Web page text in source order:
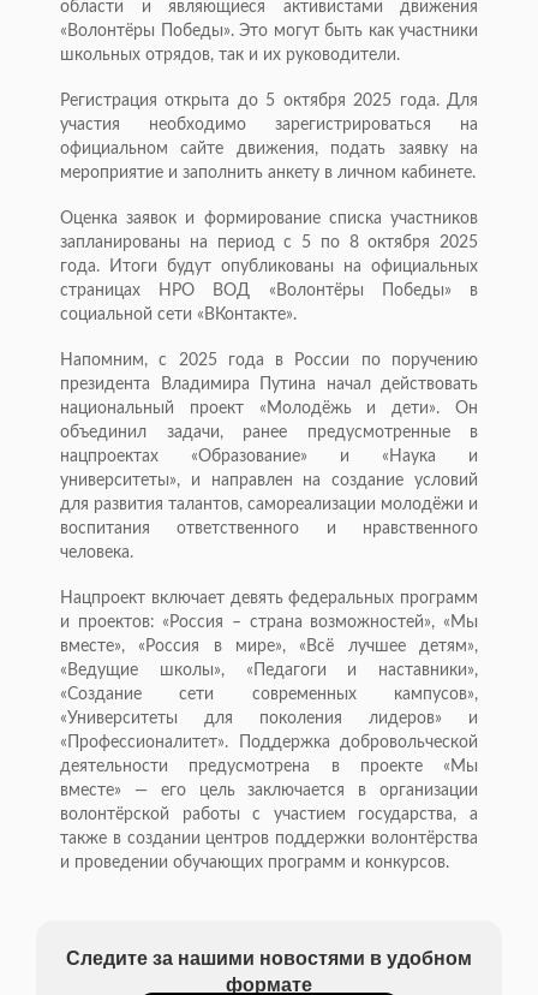
области и являющиеся активистами движения
«Волонтёры Победы». Это могут быть как участники
школьных отрядов, так и их руководители.
Регистрация открыта до 5 октября 2025 года. Для
участия необходимо зарегистрироваться на
официальном сайте движения, подать заявку на
мероприятие и заполнить анкету в личном кабинете.
Оценка заявок и формирование списка участников
запланированы на период с 5 по 8 октября 2025
года. Итоги будут опубликованы на официальных
страницах НРО ВОД «Волонтёры Победы» в
социальной сети «ВКонтакте».
Напомним, с 2025 года в России по поручению
президента Владимира Путина начал действовать
национальный проект «Молодёжь и дети». Он
объединил задачи, ранее предусмотренные в
нацпроектах «Образование» и «Наука и
университеты», и направлен на создание условий
для развития талантов, самореализации молодёжи и
воспитания ответственного и нравственного
человека.
Нацпроект включает девять федеральных программ
и проектов: «Россия – страна возможностей», «Мы
вместе», «Россия в мире», «Всё лучшее детям»,
«Ведущие школы», «Педагоги и наставники»,
«Создание сети современных кампусов»,
«Университеты для поколения лидеров» и
«Профессионалитет». Поддержка добровольческой
деятельности предусмотрена в проекте «Мы
вместе» — его цель заключается в организации
волонтёрской работы с участием государства, а
также в создании центров поддержки волонтёрства
и проведении обучающих программ и конкурсов.
Следите за нашими новостями в удобном
формате